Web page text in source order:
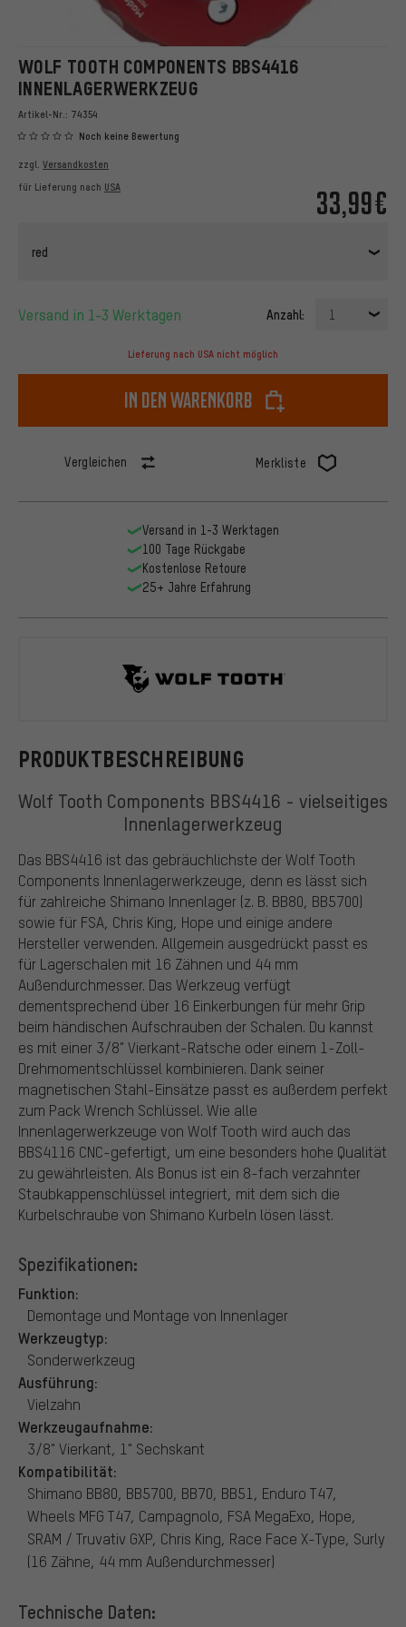
WOLF TOOTH COMPONENTS BBS4416
INNENLAGERWERKZEUG
Artikel-Nr.: 74354
Noch keine Bewertung
33,99€
zzgl. Versandkosten
für Lieferung nach USA
red
Versand in 1-3 Werktagen Anzahl: 1
Lieferung nach USA nicht möglich
In den Warenkorb
Vergleichen Merkliste
PRODUKTBESCHREIBUNG
Wolf Tooth Components BBS4416 - vielseitiges
Innenlagerwerkzeug
Das BBS4416 ist das gebräuchlichste der Wolf Tooth
Components Innenlagerwerkzeuge, denn es lässt sich
für zahlreiche Shimano Innenlager (z. B. BB80, BB5700)
sowie für FSA, Chris King, Hope und einige andere
Hersteller verwenden. Allgemein ausgedrückt passt es
für Lagerschalen mit 16 Zähnen und 44 mm
Außendurchmesser. Das Werkzeug verfügt
dementsprechend über 16 Einkerbungen für mehr Grip
beim händischen Aufschrauben der Schalen. Du kannst
es mit einer 3/8" Vierkant-Ratsche oder einem 1-Zoll-
Drehmomentschlüssel kombinieren. Dank seiner
magnetischen Stahl-Einsätze passt es außerdem perfekt
zum Pack Wrench Schlüssel. Wie alle
Innenlagerwerkzeuge von Wolf Tooth wird auch das
BBS4116 CNC-gefertigt, um eine besonders hohe Qualität
zu gewährleisten. Als Bonus ist ein 8-fach verzahnter
Staubkappenschlüssel integriert, mit dem sich die
Kurbelschraube von Shimano Kurbeln lösen lässt.
Spezifikationen:
Funktion:
Demontage und Montage von Innenlager
Werkzeugtyp:
Sonderwerkzeug
Ausführung:
Vielzahn
Werkzeugaufnahme:
3/8" Vierkant, 1" Sechskant
Kompatibilität:
Shimano BB80, BB5700, BB70, BB51, Enduro T47,
Wheels MFG T47, Campagnolo, FSA MegaExo, Hope,
SRAM / Truvativ GXP, Chris King, Race Face X-Type, Surly
(16 Zähne, 44 mm Außendurchmesser)
Technische Daten:
Versand in 1-3 Werktagen
100 Tage Rückgabe
Kostenlose Retoure
25+ Jahre Erfahrung